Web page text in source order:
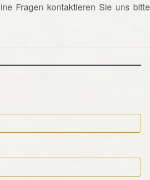
Fragen kontaktieren Sie uns bitte